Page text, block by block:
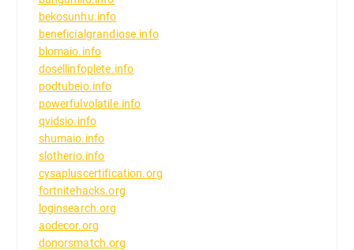
bekosunhu.info
beneficialgrandiose.info
blomaio.info
dosellinfoplete.info
podtubeio.info
powerfulvolatile.info
qvidsio.info
shumaio.info
slotherio.info
cysapluscertification.org
fortnitehacks.org
loginsearch.org
aodecor.org
donorsmatch.org